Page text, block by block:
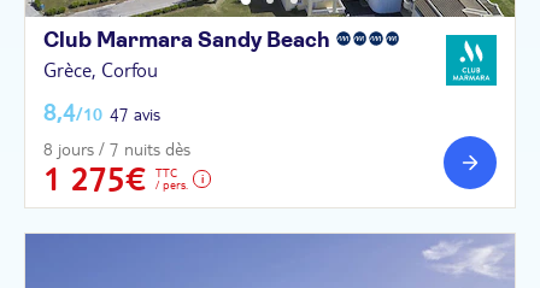
Club Marmara Sandy Beach
Grèce, Corfou
8,4/10 47 avis
8 jours / 7 nuits dès
1 275€
TTC
/ pers.